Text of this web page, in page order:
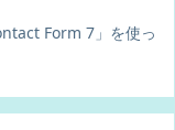
Form 7」を使っ